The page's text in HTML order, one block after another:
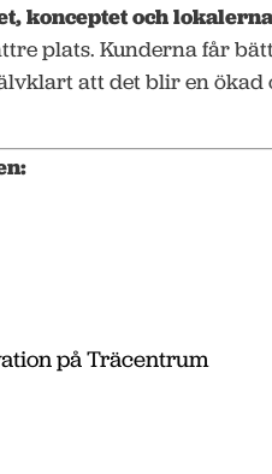
konceptet och
plats. Kunderna får
att det blir en
på Träcentrum